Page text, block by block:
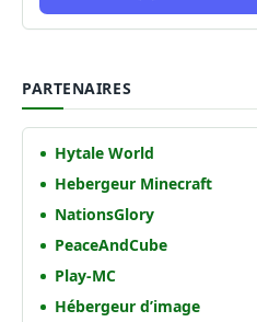
PARTENAIRES
Hytale World
Hebergeur Minecraft
NationsGlory
PeaceAndCube
Play-MC
Hébergeur d’image